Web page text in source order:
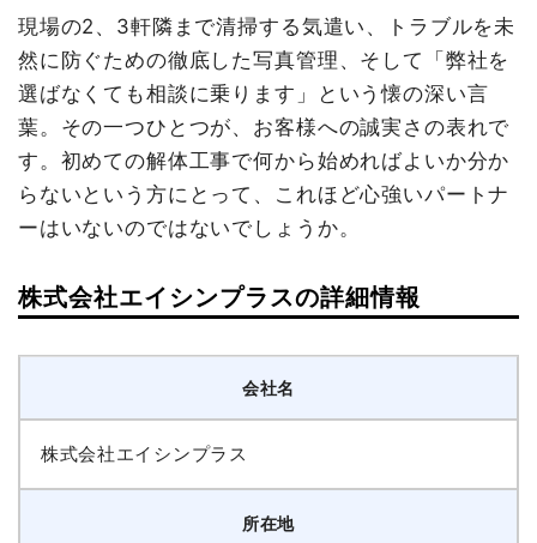
現場の2、3軒隣まで清掃する気遣い、トラブルを未
然に防ぐための徹底した写真管理、そして「弊社を
選ばなくても相談に乗ります」という懐の深い言
葉。その一つひとつが、お客様への誠実さの表れで
す。初めての解体工事で何から始めればよいか分か
らないという方にとって、これほど心強いパートナ
ーはいないのではないでしょうか。
株式会社エイシンプラスの詳細情報
会社名
株式会社エイシンプラス
所在地